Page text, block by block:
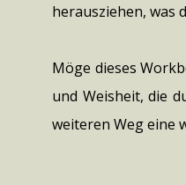
herausziehen, was
Möge dieses
und Weisheit, die
weiteren Weg eine